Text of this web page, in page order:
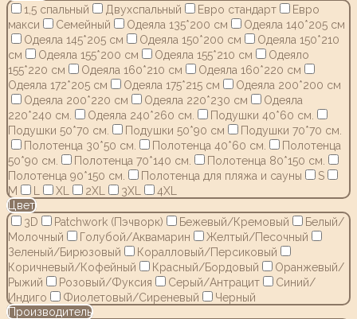
1,5 спальный
Двухспальный Евро стандарт
Евро
макси
Семейный Одеяла 135*200 см
Одеяла 140*205 см
Одеяла 145*205 см
Одеяла 150*200 см
Одеяла 150*210
см
Одеяла 155*200 см Одеяла 155*210 см
Одеяло
155*220 см
Одеяла 160*210 см
Одеяла 160*220 см
Одеяла 172*205 см
Одеяла 175*215 см
Одеяла 200*200 см
Одеяла 200*220 см
Одеяла 220*230 см
Одеяла
220*240 см.
Одеяла 240*260 см.
Подушки 40*60 см.
Подушки 50*70 см.
Подушки 50*90 см
Подушки 70*70 см.
Полотенца 30*50 см.
Полотенца 40*60 см.
Полотенца
50*90 см.
Полотенца 70*140 см.
Полотенца 80*150 см.
Полотенца 90*150 см.
Полотенца для пляжа и сауны
S
M
XL 2XL 3XL
4XL
Цвет
3D
Patchwork (Пэчворк) Бежевый/Кремовый
Белый/
Молочный
Голубой/Аквамарин
Желтый/Песочный
Зеленый/Бирюзовый
Коралловый/Персиковый
Коричневый/Кофейный
Красный/Бордовый
Оранжевый/
Рыжий
Розовый/Фуксия Серый/Антрацит
Синий/
Индиго
Фиолетовый/Сиреневый
Черный
Производитель